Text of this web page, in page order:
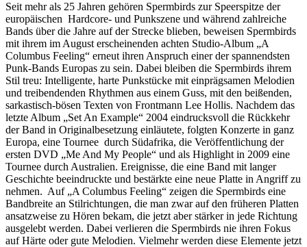
Seit mehr als 25 Jahren gehören Spermbirds zur Speerspitze der
europäischen Hardcore- und Punkszene und während zahlreiche
Bands über die Jahre auf der Strecke blieben, beweisen Spermbirds
mit ihrem im August erscheinenden achten Studio-Album „A
Columbus Feeling“ erneut ihren Anspruch einer der spannendsten
Punk-Bands Europas zu sein. Dabei bleiben die Spermbirds ihrem
Stil treu: Intelligente, harte Punkstücke mit einprägsamen Melodien
und treibendenden Rhythmen aus einem Guss, mit den beißenden,
sarkastisch-bösen Texten von Frontmann Lee Hollis. Nachdem das
letzte Album „Set An Example“ 2004 eindrucksvoll die Rückkehr
der Band in Originalbesetzung einläutete, folgten Konzerte in ganz
Europa, eine Tournee durch Südafrika, die Veröffentlichung der
ersten DVD „Me And My People“ und als Highlight in 2009 eine
Tournee durch Australien. Ereignisse, die eine Band mit langer
Geschichte beeindruckte und bestärkte eine neue Platte in Angriff zu
nehmen. Auf „A Columbus Feeling“ zeigen die Spermbirds eine
Bandbreite an Stilrichtungen, die man zwar auf den früheren Platten
ansatzweise zu Hören bekam, die jetzt aber stärker in jede Richtung
ausgelebt werden. Dabei verlieren die Spermbirds nie ihren Fokus
auf Härte oder gute Melodien. Vielmehr werden diese Elemente jetzt